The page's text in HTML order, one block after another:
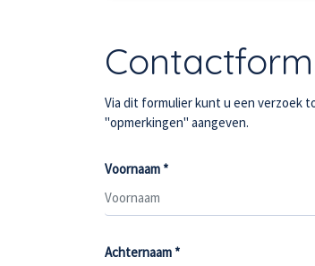
Via dit formulier kunt u een verzoek
"opmerkingen" aangeven.
Voornaam *
Achternaam *